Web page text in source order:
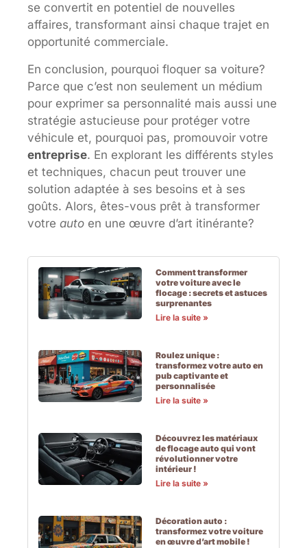
se convertit en potentiel de nouvelles
affaires, transformant ainsi chaque trajet en
opportunité commerciale.
En conclusion, pourquoi floquer sa voiture?
Parce que c’est non seulement un médium
pour exprimer sa personnalité mais aussi une
stratégie astucieuse pour protéger votre
véhicule et, pourquoi pas, promouvoir votre
entreprise. En explorant les différents styles
et techniques, chacun peut trouver une
solution adaptée à ses besoins et à ses
goûts. Alors, êtes-vous prêt à transformer
votre auto en une œuvre d’art itinérante?
Comment transformer
votre voiture avec le
flocage : secrets et astuces
surprenantes
Lire la suite »
Roulez unique :
transformez votre auto en
pub captivante et
personnalisée
Lire la suite »
Découvrez les matériaux
de flocage auto qui vont
révolutionner votre
intérieur !
Lire la suite »
Décoration auto :
transformez votre voiture
en œuvre d’art mobile !